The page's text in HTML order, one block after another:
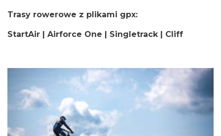
Trasy rowerowe z plikami gpx:
StartAir | Airforce One | Singletrack| Cliff